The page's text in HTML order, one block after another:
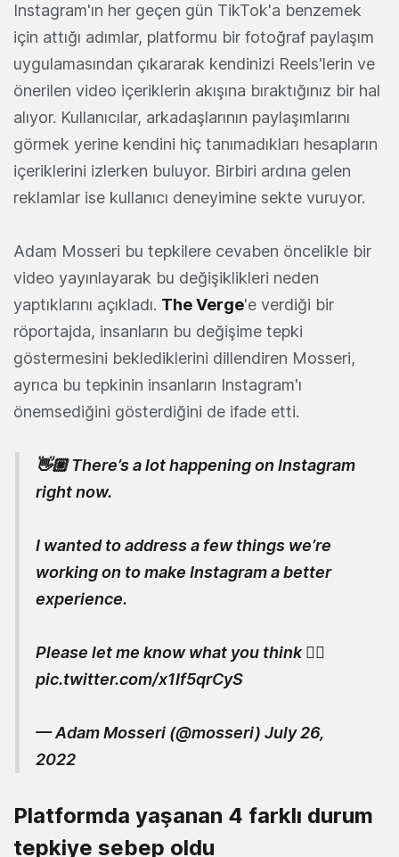
Instagram'ın her geçen gün TikTok'a benzemek
için attığı adımlar, platformu bir fotoğraf paylaşım
uygulamasından çıkararak kendinizi Reels'lerin ve
önerilen video içeriklerin akışına bıraktığınız bir hal
alıyor. Kullanıcılar, arkadaşlarının paylaşımlarını
görmek yerine kendini hiç tanımadıkları hesapların
içeriklerini izlerken buluyor. Birbiri ardına gelen
reklamlar ise kullanıcı deneyimine sekte vuruyor.
Adam Mosseri bu tepkilere cevaben öncelikle bir
video yayınlayarak bu değişiklikleri neden
yaptıklarını açıkladı. The Verge'e verdiği bir
röportajda, insanların bu değişime tepki
göstermesini beklediklerini dillendiren Mosseri,
ayrıca bu tepkinin insanların Instagram'ı
önemsediğini gösterdiğini de ifade etti.
👋🏼 There’s a lot happening on Instagram
right now.
I wanted to address a few things we’re
working on to make Instagram a better
experience.
Please let me know what you think 👇🏼
pic.twitter.com/x1If5qrCyS
— Adam Mosseri (@mosseri) July 26,
2022
Platformda yaşanan 4 farklı durum
tepkiye sebep oldu